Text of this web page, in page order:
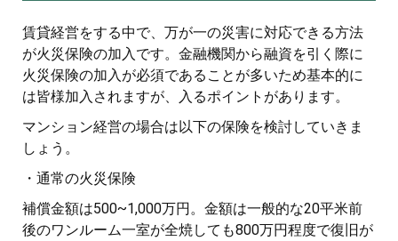
賃貸経営をする中で、万が一の災害に対応できる方法
が火災保険の加入です。金融機関から融資を引く際に
火災保険の加入が必須であることが多いため基本的に
は皆様加入されますが、入るポイントがあります。
マンション経営の場合は以下の保険を検討していきま
しょう。
・通常の火災保険
補償金額は500~1,000万円。金額は一般的な20平米前
後のワンルーム一室が全焼しても800万円程度で復旧が